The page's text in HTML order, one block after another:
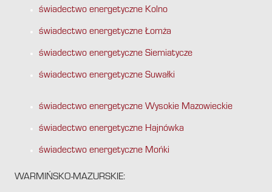
świadectwo energetyczne Kolno
świadectwo energetyczne Łomża
świadectwo energetyczne Siemiatycze
świadectwo energetyczne Suwałki
świadectwo energetyczne Wysokie Mazowieckie
świadectwo energetyczne Hajnówka
świadectwo energetyczne Mońki
WARMIŃSKO-MAZURSKIE: